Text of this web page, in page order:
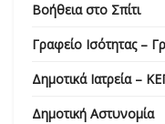
Βοήθεια στο Σπίτι
Γραφείο Ισότητας –
Δημοτικά Ιατρεία –
Δημοτική Αστυνομία